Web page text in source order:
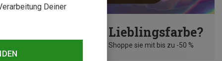
bis 33%
Lieblingsfarbe?
Shoppe sie mit bis zu -50 %
Deiner